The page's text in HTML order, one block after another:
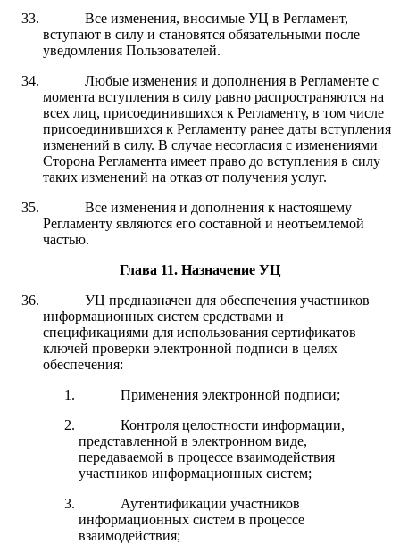
Все изменения, вносимые УЦ в Регламент,
вступают в силу и становятся обязательными после
уведомления Пользователей.
Любые изменения и дополнения в Регламенте с
момента вступления в силу равно распространяются на
всех лиц, присоединившихся к Регламенту, в том числе
присоединившихся к Регламенту ранее даты вступления
изменений в силу. В случае несогласия с изменениями
Сторона Регламента имеет право до вступления в силу
таких изменений на отказ от получения услуг.
Все изменения и дополнения к настоящему
Регламенту являются его составной и неотъемлемой
частью.
Глава 11. Назначение УЦ
УЦ предназначен для обеспечения участников
информационных систем средствами и
спецификациями для использования сертификатов
ключей проверки электронной подписи в целях
обеспечения:
Применения электронной подписи;
Контроля целостности информации,
представленной в электронном виде,
передаваемой в процессе взаимодействия
участников информационных систем;
Аутентификации участников
информационных систем в процессе
взаимодействия;